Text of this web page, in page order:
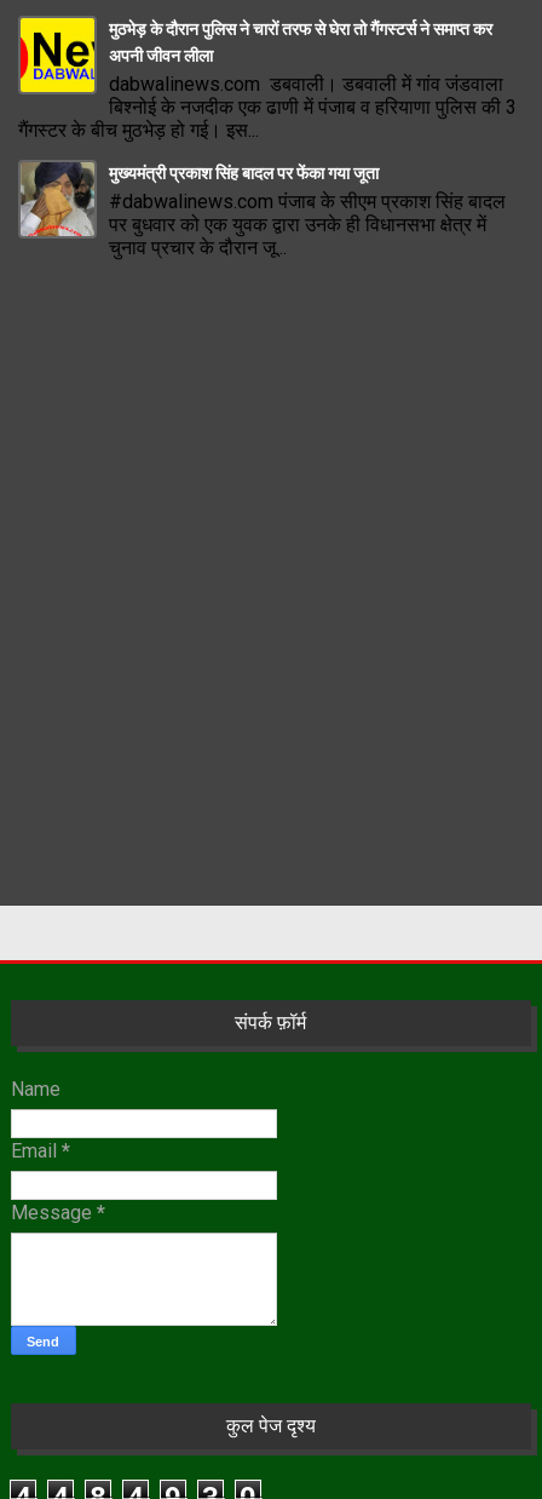
मुठभेड़ के दौरान पुलिस ने चारों तरफ से घेरा तो गैंगस्टर्स ने समाप्त कर
अपनी जीवन लीला
dabwalinews.com डबवाली। डबवाली में गांव जंडवाला
बिश्नोई के नजदीक एक ढाणी में पंजाब व हरियाणा पुलिस की 3
गैंगस्टर के बीच मुठभेड़ हो गई। इस...
मुख्यमंत्री प्रकाश सिंह बादल पर फेंका गया जूता
#dabwalinews.com पंजाब के सीएम प्रकाश सिंह बादल
पर बुधवार को एक युवक द्वारा उनके ही विधानसभा क्षेत्र में
चुनाव प्रचार के दौरान जू...
संपर्क फ़ॉर्म
Name
Email *
Message *
कुल पेज दृश्य